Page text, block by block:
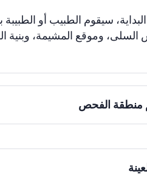
سيقوم الطبيب أو
وموقع المشيمة، وبنية
منطقة الفحص